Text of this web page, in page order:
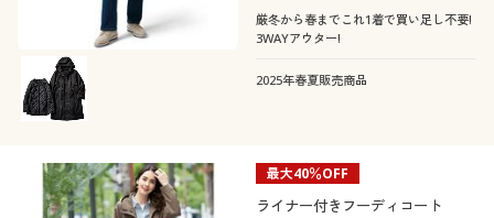
厳冬から春までこれ1着で買い足し不要!
3WAYアウター!
2025年春夏販売商品
最大40％OFF
ライナー付きフーディコート